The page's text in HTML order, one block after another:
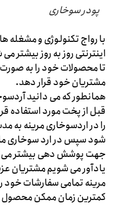
پودر سوخاری
با رواج تکنولوژی و مشغله
اینترنتی روز به روز بیشتر
تا محصولات خود را به صورت
مشتریان خود قرار دهد.
همانطور که می دانید
قبل از پخت مورد استفاده
شود سپس در ارد سوخاری
جهت پوشش دهی بیشتر می
یادآور می شویم مشتریان
مرینه تمامی سفارشات خود
کمترین زمان ممکن محصول